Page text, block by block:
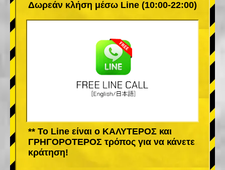
Δωρεάν κλήση μέσω Line (10:00-22:00)
** Το Line είναι ο ΚΑΛΥΤΕΡΟΣ και
ΓΡΗΓΟΡΟΤΕΡΟΣ τρόπος για να κάνετε
κράτηση!